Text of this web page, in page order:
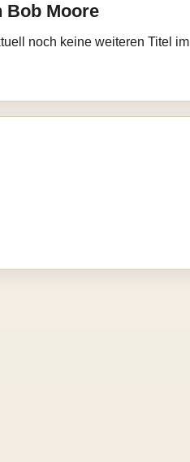
Bob Moore
noch keine weiteren Titel im